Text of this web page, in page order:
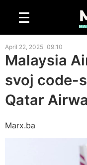
April 22, 2025 09:10
Malaysia
svoj code-
Qatar
Marx.ba